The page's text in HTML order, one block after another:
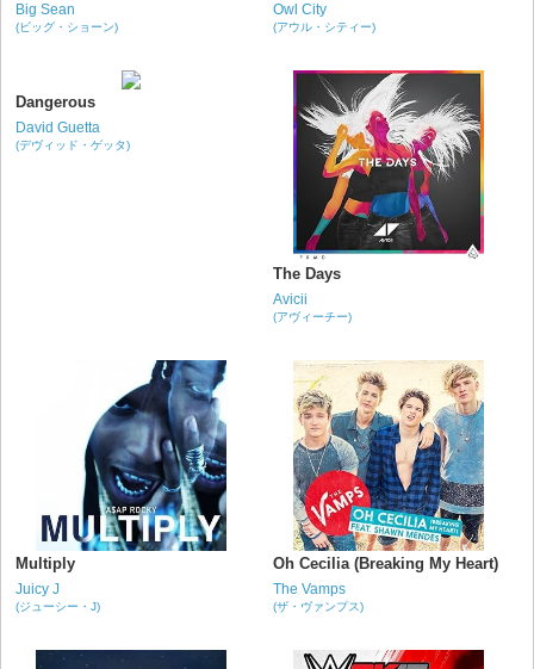
Big Sean
(ビッグ・ショーン)
Owl City
(アウル・シティー)
Dangerous
David Guetta
(デヴィッド・ゲッタ)
The Days
Avicii
(アヴィーチー)
Multiply
Juicy J
(ジューシー・J)
Oh Cecilia (Breaking My Heart)
The Vamps
(ザ・ヴァンプス)